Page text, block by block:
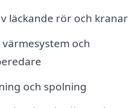
läckande rör och kranar
och
och spolning